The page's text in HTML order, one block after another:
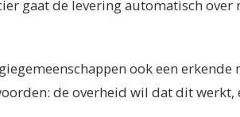
gaat de levering automatisch over
ook een
de overheid wil dat dit werkt,